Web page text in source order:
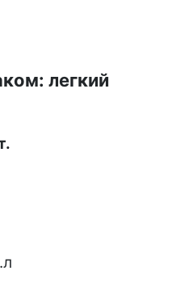
легкий